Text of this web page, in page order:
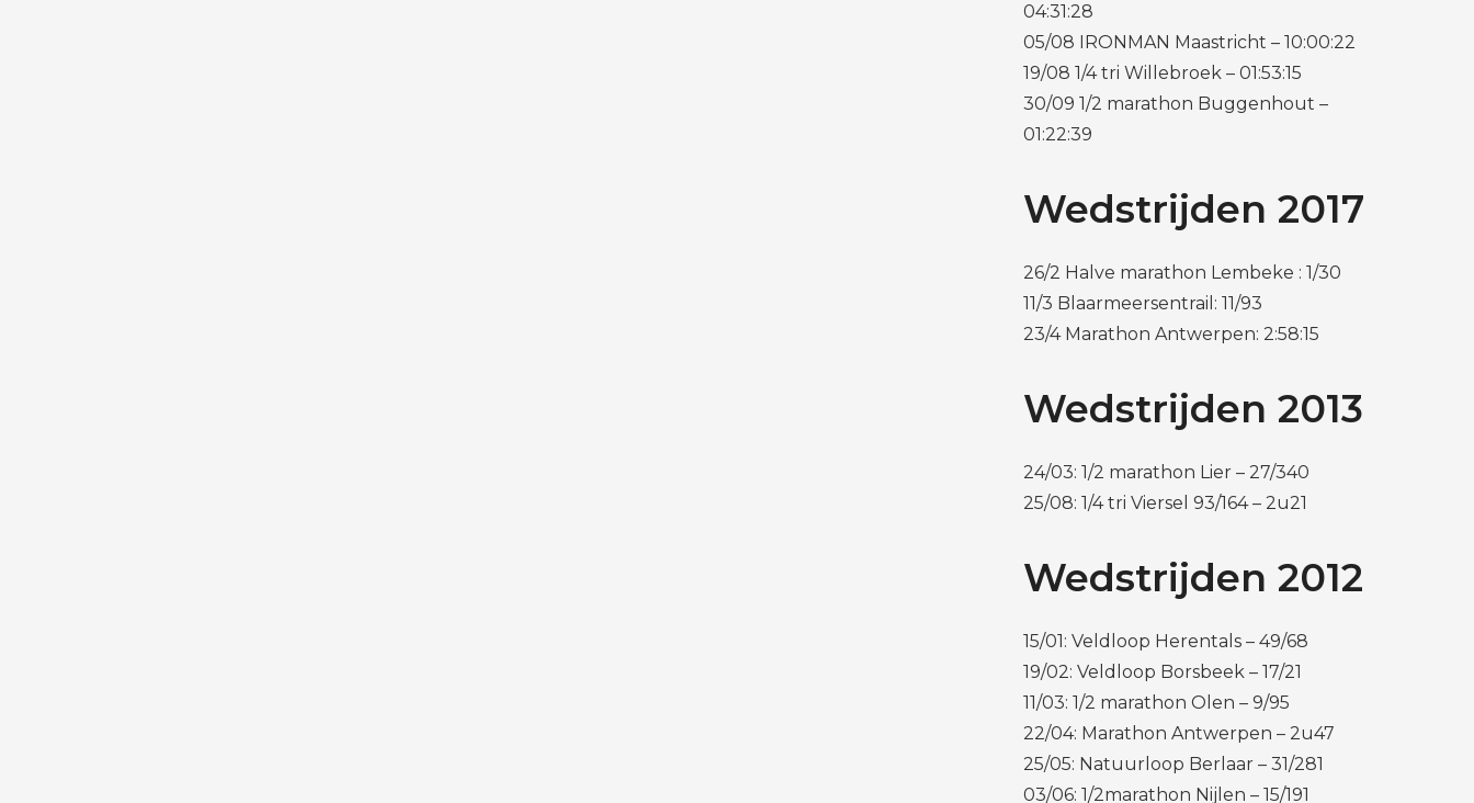
04:31:28
05/08 IRONMAN Maastricht – 10:00:22
19/08 1/4 tri Willebroek – 01:53:15
30/09 1/2 marathon Buggenhout –
01:22:39
Wedstrijden 2017
26/2 Halve marathon Lembeke : 1/30
11/3 Blaarmeersentrail: 11/93
23/4 Marathon Antwerpen: 2:58:15
Wedstrijden 2013
24/03: 1/2 marathon Lier – 27/340
25/08: 1/4 tri Viersel 93/164 – 2u21
Wedstrijden 2012
15/01: Veldloop Herentals – 49/68
19/02: Veldloop Borsbeek – 17/21
11/03: 1/2 marathon Olen – 9/95
22/04: Marathon Antwerpen – 2u47
25/05: Natuurloop Berlaar – 31/281
03/06: 1/2marathon Nijlen – 15/191